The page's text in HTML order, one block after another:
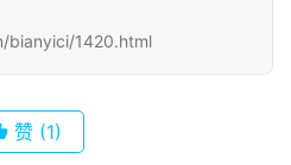
bianyici/1420.html
赞 (1)